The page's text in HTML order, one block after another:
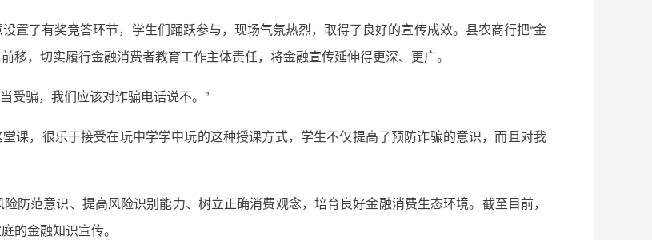
置了有奖竞答环节，学生们踊跃参与，现场气氛热烈，取得了良好的宣传成效。县农商行把“金
移，切实履行金融消费者教育工作主体责任，将金融宣传延伸得更深、更广。
受骗，我们应该对诈骗电话说不。”
课，很乐于接受在玩中学学中玩的这种授课方式，学生不仅提高了预防诈骗的意识，而且对我
防范意识、提高风险识别能力、树立正确消费观念，培育良好金融消费生态环境。截至目前，
的金融知识宣传。